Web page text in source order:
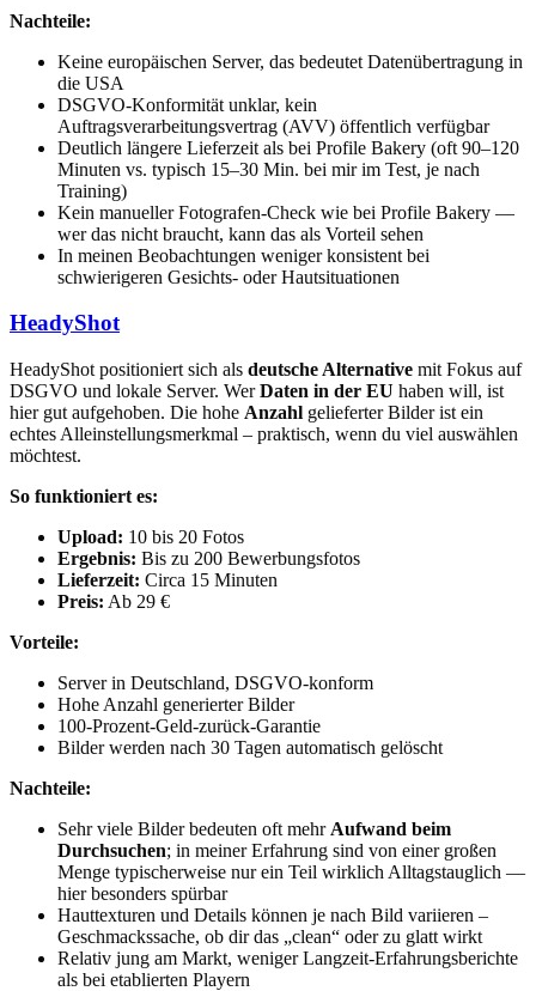
Nachteile:
Keine europäischen Server, das bedeutet Datenübertragung in
die USA
DSGVO-Konformität unklar, kein
Auftragsverarbeitungsvertrag (AVV) öffentlich verfügbar
Deutlich längere Lieferzeit als bei Profile Bakery (oft 90–120
Minuten vs. typisch 15–30 Min. bei mir im Test, je nach
Training)
Kein manueller Fotografen-Check wie bei Profile Bakery —
wer das nicht braucht, kann das als Vorteil sehen
In meinen Beobachtungen weniger konsistent bei
schwierigeren Gesichts- oder Hautsituationen
HeadyShot
HeadyShot positioniert sich als deutsche Alternative mit Fokus auf
DSGVO und lokale Server. WerDaten in der EU haben will, ist
hier gut aufgehoben. Die hohe Anzahl gelieferter Bilder ist ein
echtes Alleinstellungsmerkmal – praktisch, wenn du viel auswählen
möchtest.
So funktioniert es:
Upload: 10 bis 20 Fotos
Ergebnis: Bis zu 200 Bewerbungsfotos
Lieferzeit: Circa 15 Minuten
Preis: Ab 29 €
Vorteile:
Server in Deutschland, DSGVO-konform
Hohe Anzahl generierter Bilder
100-Prozent-Geld-zurück-Garantie
Bilder werden nach 30 Tagen automatisch gelöscht
Nachteile:
Sehr viele Bilder bedeuten oft mehr Aufwand beim
Durchsuchen; in meiner Erfahrung sind von einer großen
Menge typischerweise nur ein Teil wirklich Alltagstauglich —
hier besonders spürbar
Hauttexturen und Details können je nach Bild variieren –
Geschmackssache, ob dir das „clean“ oder zu glatt wirkt
Relativ jung am Markt, weniger Langzeit-Erfahrungsberichte
als bei etablierten Playern